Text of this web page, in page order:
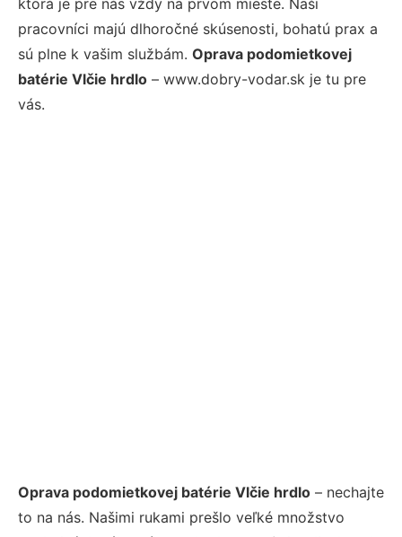
pracovníci majú dlhoročné skúsenosti, bohatú prax a
sú plne k vašim službám. Oprava podomietkovej
batérie Vlčie hrdlo – www.dobry-vodar.sk je tu pre
vás.
Oprava podomietkovej batérie Vlčie hrdlo – nechajte
to na nás. Našimi rukami prešlo veľké množstvo